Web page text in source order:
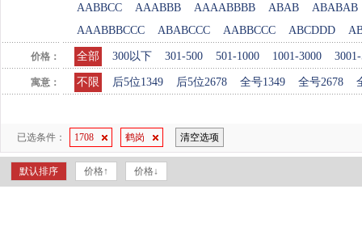
AABBCC
AAABBB AAAABBBB ABAB
ABABAB
AAABBBCCC
ABABCCC AABBCCC ABCDDD
价格： 全部 300以下 301-500 501-1000 1001-3000
寓意： 不限 后5位1349 后5位2678 全号1349 全号2678
已选条件： 1708 鹤岗 清空选项
默认排序 价格↑ 价格↓